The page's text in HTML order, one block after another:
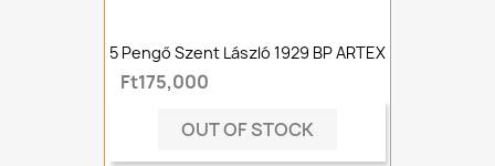
5 Pengő Szent László 1929 BP ARTEX
Ft175,000
OUT OF STOCK